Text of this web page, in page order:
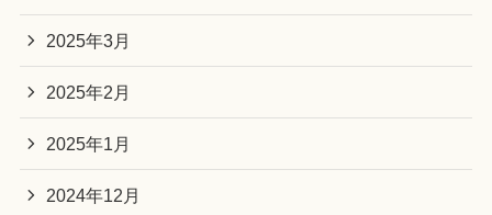
2025年3月
2025年2月
2025年1月
2024年12月